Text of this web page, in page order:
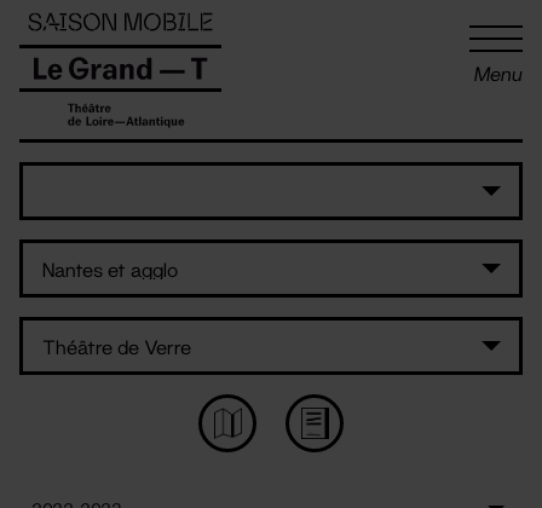
Menu
Panneau de gestion des cookies